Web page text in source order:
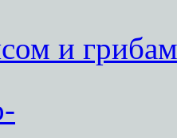
и